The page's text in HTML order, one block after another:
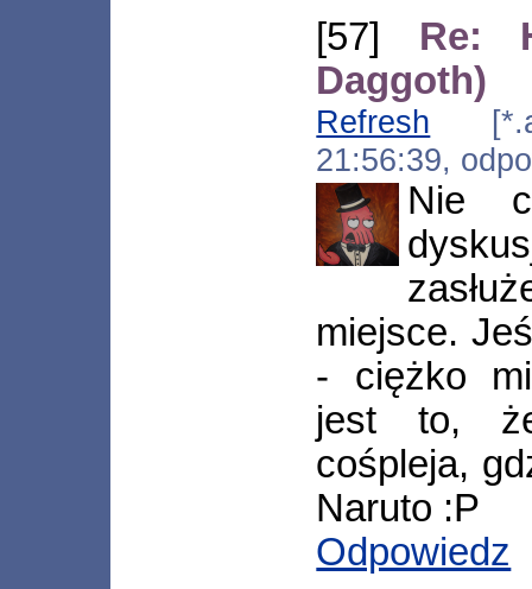
[57] Re:
Daggoth)
Refresh
21:56:39,
Nie
miejsce.
- ciężko
jest to,
cośpleja,
Naruto :P
Odpowiedz